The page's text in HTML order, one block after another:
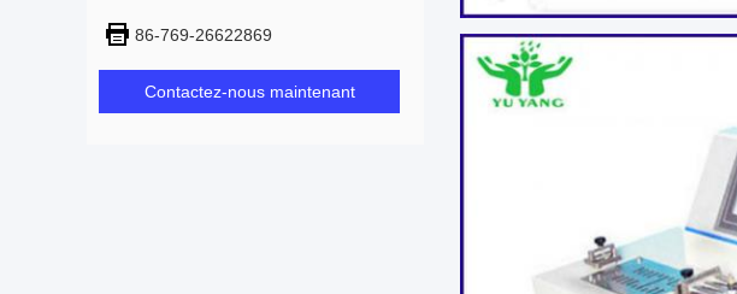
86-769-26622869
Contactez-nous maintenant